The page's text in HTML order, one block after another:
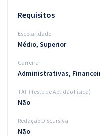
Requisitos
Escolaridade
Médio, Superior
Carreira
Administrativas,
TAF (Teste de Aptidão Física)
Não
Redação Discursiva
Não